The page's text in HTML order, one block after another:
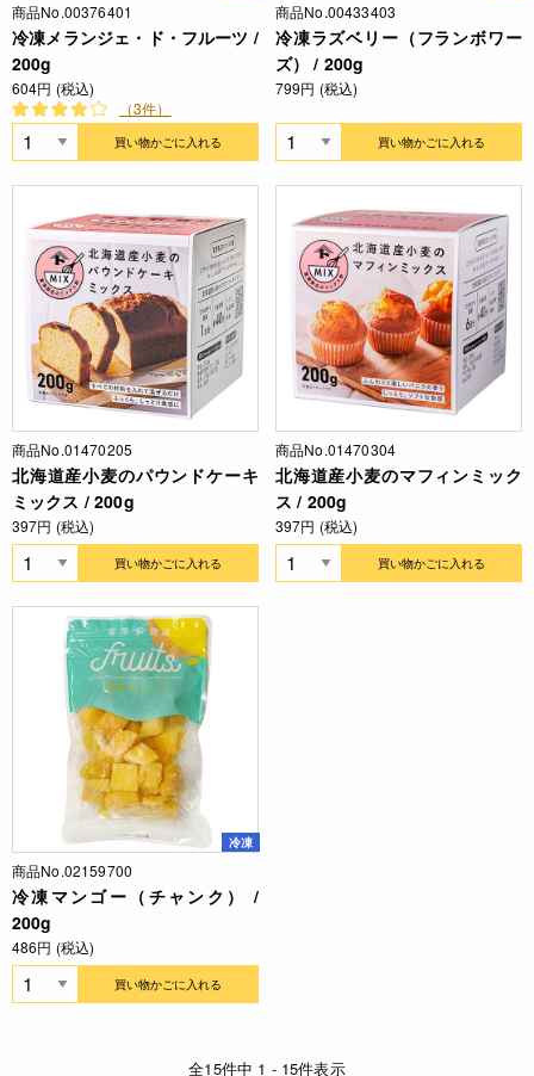
商品No.00376401
冷凍メランジェ・ド・フルーツ /
200g
604円 (税込)
（3件）
買い物かごに入れる
商品No.00433403
冷凍ラズベリー（フランボワー
ズ） / 200g
799円 (税込)
買い物かごに入れる
商品No.01470205
北海道産小麦のパウンドケーキ
ミックス / 200g
397円 (税込)
買い物かごに入れる
商品No.01470304
北海道産小麦のマフィンミック
ス / 200g
397円 (税込)
買い物かごに入れる
冷凍
商品No.02159700
冷凍マンゴー（チャンク） /
200g
486円 (税込)
買い物かごに入れる
全15件中 1 - 15件表示